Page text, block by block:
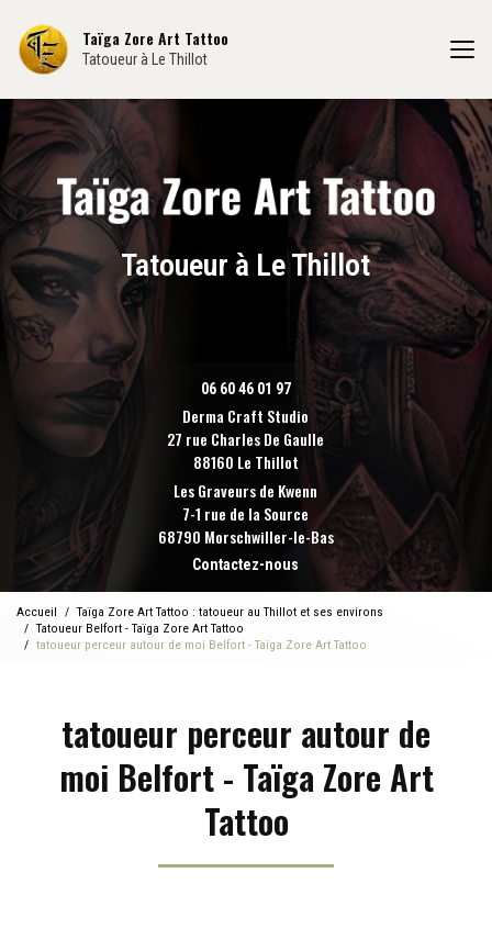
contenu
principal
Taïga Zore Art Tattoo
Tatoueur à Le Thillot
Tatoueur à Le Thillot
06 60 46 01 97
Derma Craft Studio
27 rue Charles De Gaulle
88160 Le Thillot
Les Graveurs de Kwenn
7-1 rue de la Source
68790 Morschwiller-le-Bas
Contactez-nous
Accueil
Taïga Zore Art Tattoo : tatoueur au Thillot et ses environs
Tatoueur Belfort - Taïga Zore Art Tattoo
tatoueur perceur autour de moi Belfort - Taïga Zore Art Tattoo
tatoueur perceur autour de
moi Belfort - Taïga Zore Art
Tattoo